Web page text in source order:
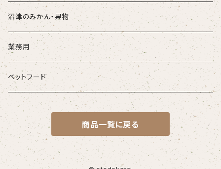
沼津のみかん・果物
業務用
ペットフード
商品一覧に戻る